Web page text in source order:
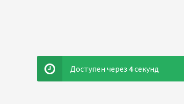
Доступен через 4секунд